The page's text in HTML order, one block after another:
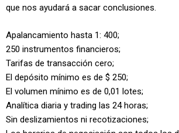
que nos ayudará a sacar conclusiones.
Apalancamiento hasta 1: 400;
250 instrumentos financieros;
Tarifas de transacción cero;
El depósito mínimo es de $ 250;
El volumen mínimo es de 0,01 lotes;
Analítica diaria y trading las 24 horas;
Sin deslizamientos ni recotizaciones;